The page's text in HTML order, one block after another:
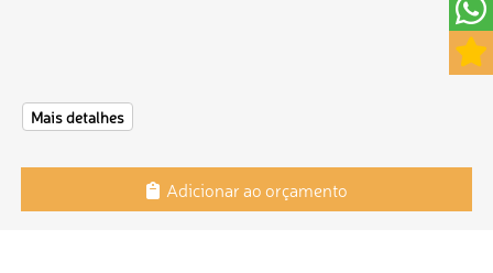
Mais detalhes
Adicionar ao orçamento